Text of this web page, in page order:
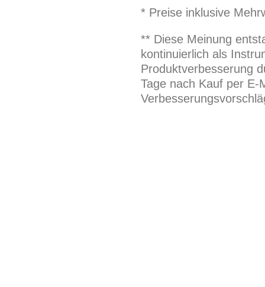
* Preise inklusive
** Diese Meinung
kontinuierlich als
Produktverbesserung
Tage nach Kauf per E-